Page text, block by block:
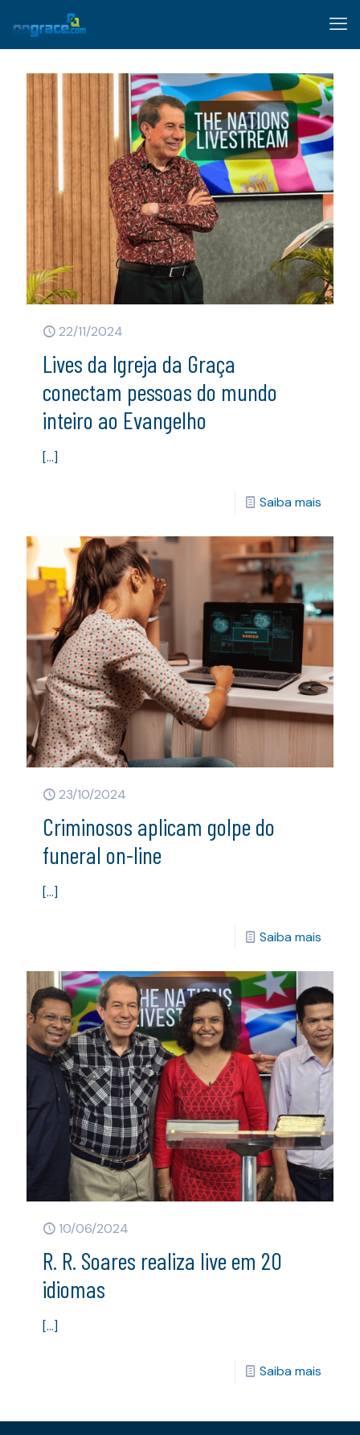
22/11/2024
Lives da Igreja da Graça
conectam pessoas do mundo
inteiro ao Evangelho
[…]
Saiba mais
23/10/2024
Criminosos aplicam golpe do
funeral on-line
[…]
Saiba mais
10/06/2024
R. R. Soares realiza live em 20
idiomas
[…]
Saiba mais